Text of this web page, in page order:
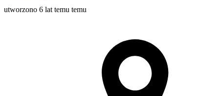
utworzono 6 lat temu temu